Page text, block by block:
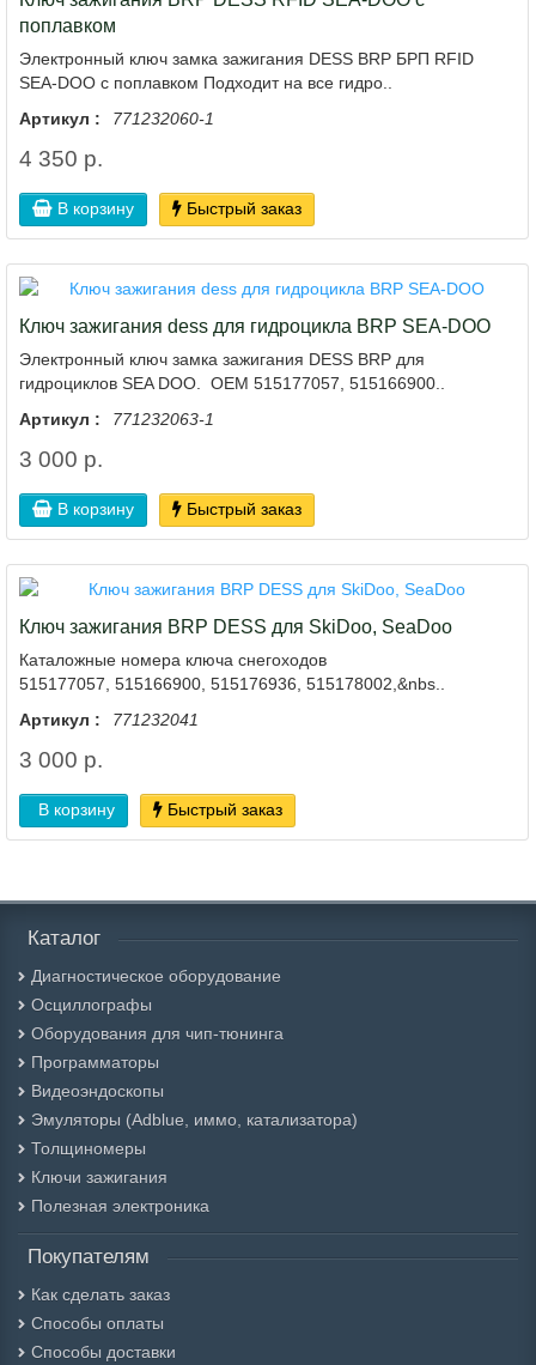
поплавком
Электронный ключ замка зажигания DESS BRP БРП RFID
SEA-DOO с поплавком Подходит на все гидро..
Артикул :
771232060-1
4 350 р.
В корзину Быстрый заказ
Ключ зажигания dess для гидроцикла BRP SEA-DOO
Электронный ключ замка зажигания DESS BRP для
гидроциклов SEA DOO. OEM 515177057, 515166900..
Артикул :
771232063-1
3 000 р.
В корзину Быстрый заказ
Ключ зажигания BRP DESS для SkiDoo, SeaDoo
Каталожные номера ключа снегоходов
515177057, 515166900, 515176936, 515178002,&nbs..
Артикул :
771232041
3 000 р.
В корзину Быстрый заказ
Каталог
Диагностическое оборудование
Осциллографы
Оборудования для чип-тюнинга
Программаторы
Видеоэндоскопы
Эмуляторы (Adblue, иммо, катализатора)
Толщиномеры
Ключи зажигания
Полезная электроника
Покупателям
Как сделать заказ
Способы оплаты
Способы доставки